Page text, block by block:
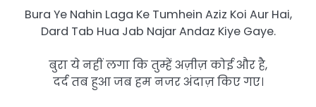
Bura Ye Nahin Laga Ke Tumhein Aziz Koi Aur Hai,
Dard Tab Hua Jab Najar Andaz Kiye Gaye.
बुरा ये नहीं लगा कि तुम्हें अज़ीज़ कोई और है,
दर्द तब हुआ जब हम नजर अंदाज़ किए गए।